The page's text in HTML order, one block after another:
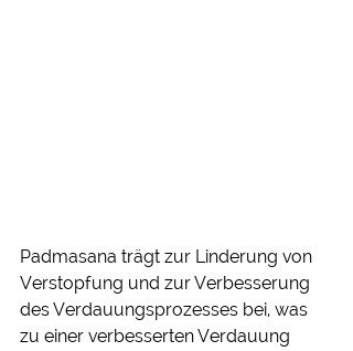
Padmasana trägt zur Linderung von
Verstopfung und zur Verbesserung
des Verdauungsprozesses bei, was
zu einer verbesserten Verdauung